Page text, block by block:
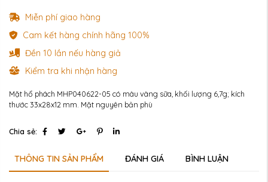
Miễn phí giao hàng
Cam kết hàng chính hãng 100%
Đền 10 lần nếu hàng giả
Kiểm tra khi nhận hàng
Mặt hổ phách MHP040622-05 có màu vàng sữa, khối lượng 6,7g; kích
thước 33x28x12 mm. Mặt nguyên bản phù
Chia sẻ:
THÔNG TIN SẢN PHẨM ĐÁNH GIÁ BÌNH LUẬN